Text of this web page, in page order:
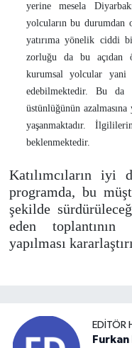
yerine mesela
yolcuların bu durumdan
yatırıma yönelik ciddi
zorluğu da bu açıdan
kurumsal yolcular yani
edebilmektedir. Bu
üstünlüğünün
yaşanmaktadır.
beklenmektedir.
Katılımcıların iyi
programda, bu
şekilde
eden toplantının
yapılması
EDITÖR